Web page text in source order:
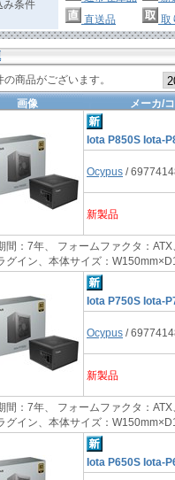
み条件
直送品
取
の商品がございます。
画像 メーカ/
Iota P850S Iota-
Ocypus /
新製品
間：7年、 フォームファクタ：
グイン、本体サイズ：
Iota P750S Iota-
Ocypus /
新製品
間：7年、 フォームファクタ：
グイン、本体サイズ：
Iota P650S Iota-